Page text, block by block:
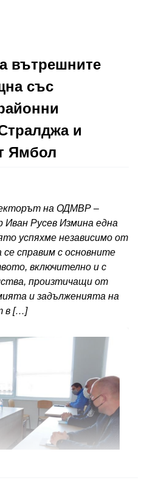
вътрешните
със
и
Ямбол
на ОДМВР –
Русев Измина една
успяхме независимо от
се справим с основните
включително и с
произтичащи от
и задълженията на
в […]